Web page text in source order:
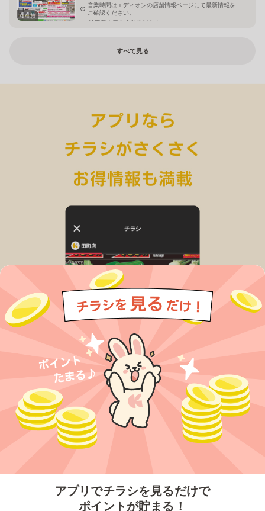
アプリでチラシを見るだけで
ポイントが貯まる！
44枚
営業時間はエディオンの店舗情報ページにて最新情報を
ご確認ください。
埼玉県上尾市小敷谷809-1
すべて見る